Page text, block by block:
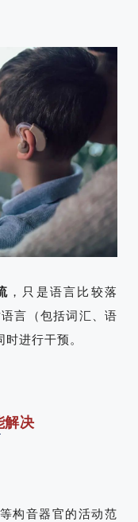
，只是语言比较落
言（包括词汇、语
进行干预。
解决
构音器官的活动范